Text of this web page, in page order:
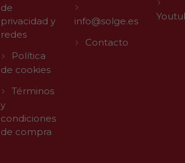
de
privacidad y
redes
Política
de cookies
Términos
y
condiciones
de compra
info@solge.es
Contacto